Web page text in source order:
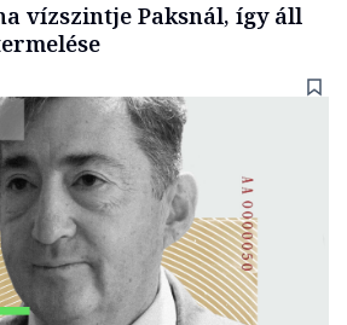
vízszintje Paksnál, így áll